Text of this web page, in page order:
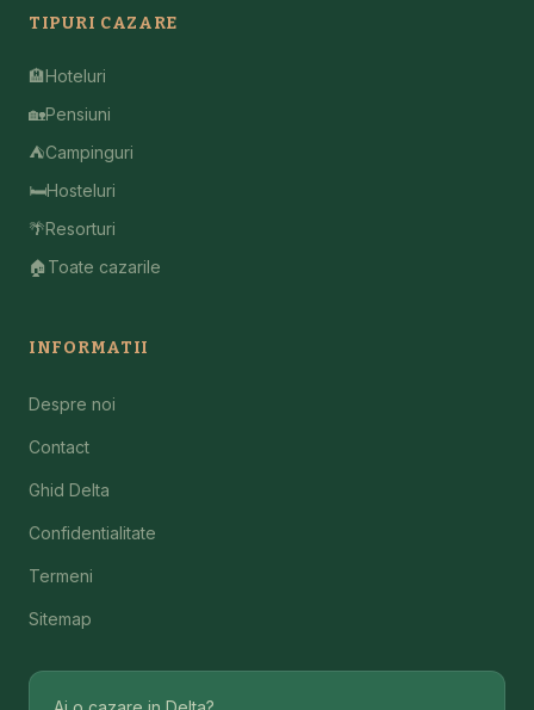
TIPURI CAZARE
🏨Hoteluri
🏡Pensiuni
⛺Campinguri
🛏️Hosteluri
🌴Resorturi
🏠 Toate cazarile
INFORMATII
Despre noi
Contact
Ghid Delta
Confidentialitate
Termeni
Sitemap